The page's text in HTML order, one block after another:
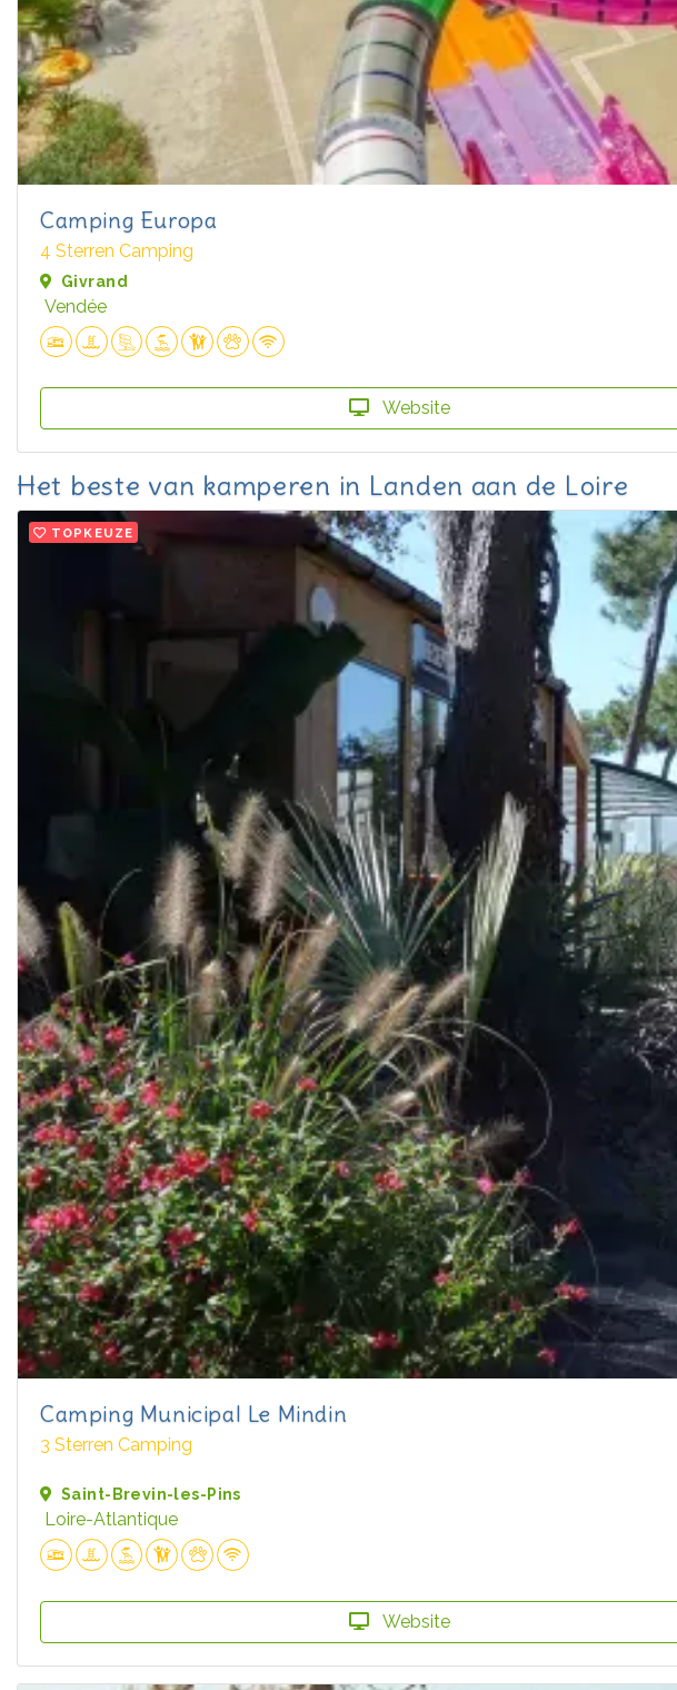
Camping Europa
4 Sterren Camping
Givrand
Vendée
Website
Het beste van kamperen in Landen aan de Loire
TOPKEUZE
Camping Municipal Le Mindin
3 Sterren Camping
Saint-Brevin-les-Pins
Loire-Atlantique
Website